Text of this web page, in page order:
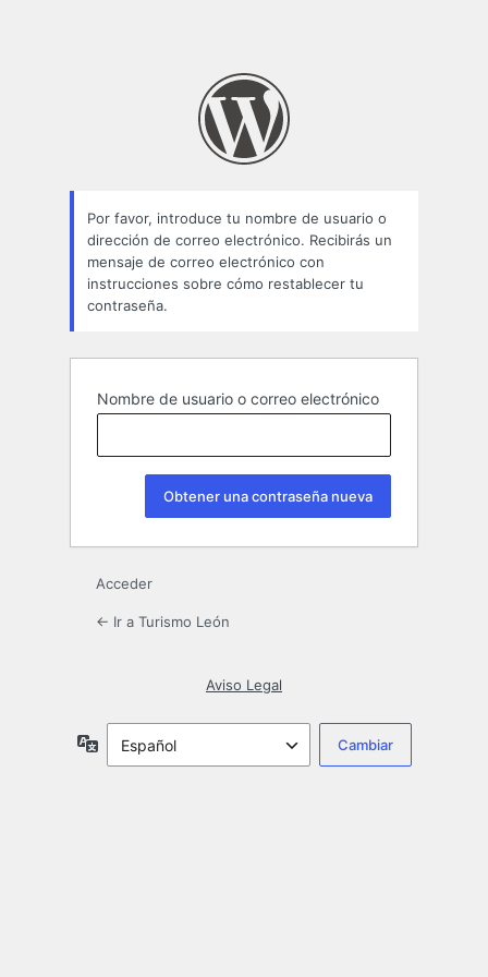
Por favor, introduce tu nombre de usuario o
dirección de correo electrónico. Recibirás un
mensaje de correo electrónico con
instrucciones sobre cómo restablecer tu
contraseña.
Nombre de usuario o correo electrónico
Acceder
← Ir a Turismo León
Aviso Legal
Idioma